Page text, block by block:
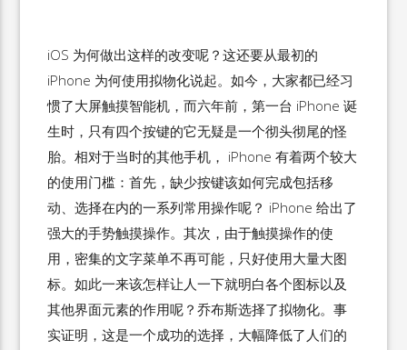
iOS 为何做出这样的改变呢？这还要从最初的
iPhone 为何使用拟物化说起。如今，大家都已经习
惯了大屏触摸智能机，而六年前，第一台 iPhone 诞
生时，只有四个按键的它无疑是一个彻头彻尾的怪
胎。相对于当时的其他手机， iPhone 有着两个较大
的使用门槛：首先，缺少按键该如何完成包括移
动、选择在内的一系列常用操作呢？ iPhone 给出了
强大的手势触摸操作。其次，由于触摸操作的使
用，密集的文字菜单不再可能，只好使用大量大图
标。如此一来该怎样让人一下就明白各个图标以及
其他界面元素的作用呢？乔布斯选择了拟物化。事
实证明，这是一个成功的选择，大幅降低了人们的